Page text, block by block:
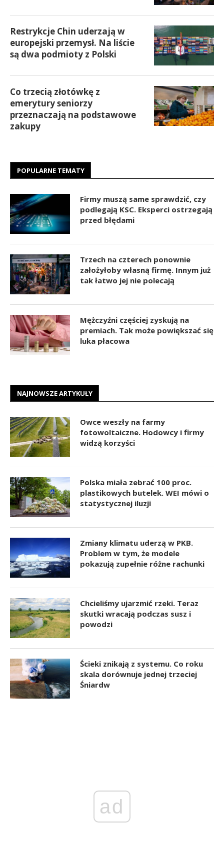
Restrykcje Chin uderzają w
europejski przemysł. Na liście
są dwa podmioty z Polski
Co trzecią złotówkę z
emerytury seniorzy
przeznaczają na podstawowe
zakupy
POPULARNE TEMATY
Firmy muszą same sprawdzić, czy
podlegają KSC. Eksperci ostrzegają
przed błędami
Trzech na czterech ponownie
założyłoby własną firmę. Innym już
tak łatwo jej nie polecają
Mężczyźni częściej zyskują na
premiach. Tak może powiększać się
luka płacowa
NAJNOWSZE ARTYKUŁY
Owce weszły na farmy
fotowoltaiczne. Hodowcy i firmy
widzą korzyści
Polska miała zebrać 100 proc.
plastikowych butelek. WEI mówi o
statystycznej iluzji
Zmiany klimatu uderzą w PKB.
Problem w tym, że modele
pokazują zupełnie różne rachunki
Chcieliśmy ujarzmić rzeki. Teraz
skutki wracają podczas susz i
powodzi
Ścieki znikają z systemu. Co roku
skala dorównuje jednej trzeciej
Śniardw
ad